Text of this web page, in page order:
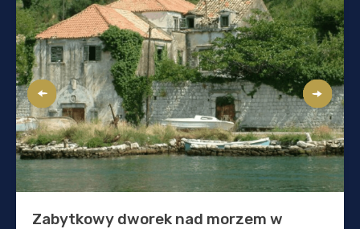
Zabytkowy dworek nad morzem w